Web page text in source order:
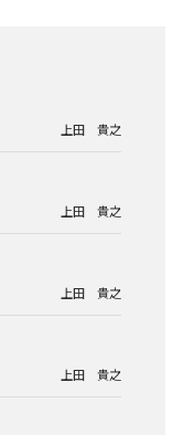
上田 貴之
上田 貴之
上田 貴之
上田 貴之